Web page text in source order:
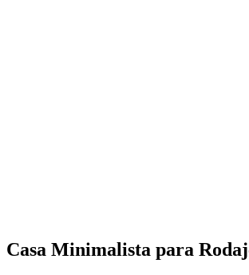
Casa Minimalista para